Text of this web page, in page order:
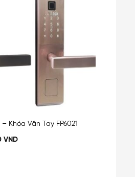
Khóa Vân Tay FP6021
VND